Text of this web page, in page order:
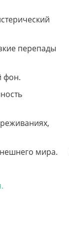
перепады
фон.
мира.